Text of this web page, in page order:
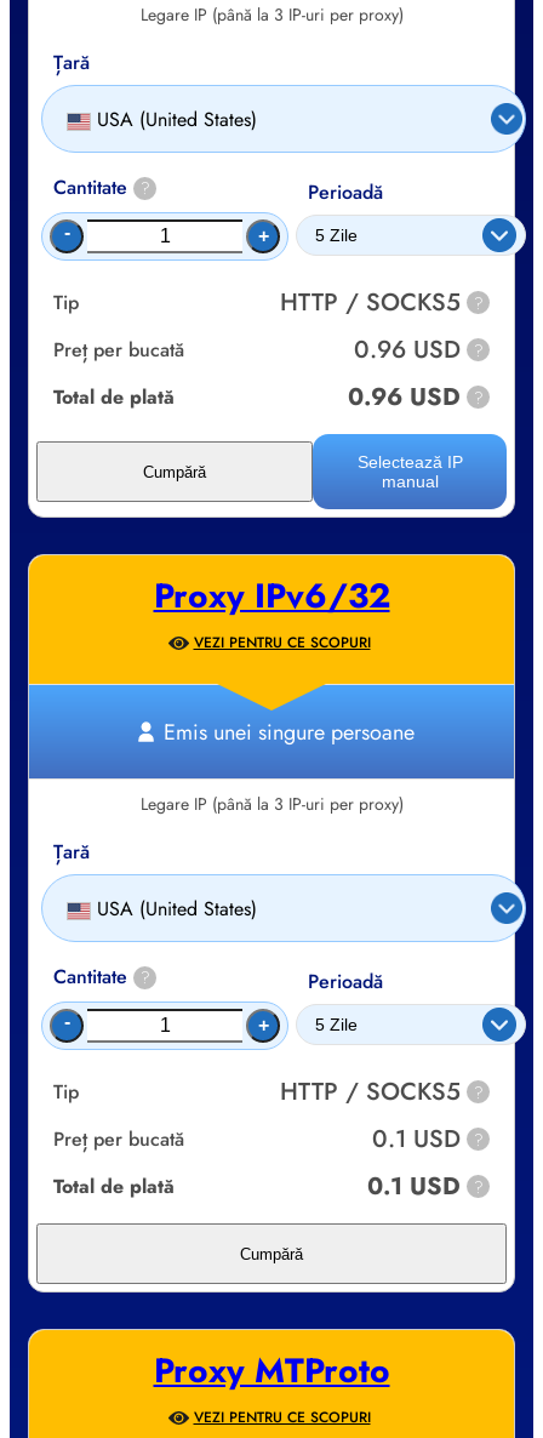
Legare IP (până la 3 IP-uri per proxy)
Țară
USA (United States)
Cantitate ?
- +
Perioadă
Tip HTTP / SOCKS5 ?
Preț per bucată 0.96 USD ?
Total de plată 0.96 USD ?
Selectează IP
manual
Cumpără
Proxy IPv6/32
VEZI PENTRU CE SCOPURI
Emis unei singure persoane
Legare IP (până la 3 IP-uri per proxy)
Țară
USA (United States)
Cantitate ?
- +
Perioadă
Tip HTTP / SOCKS5 ?
Preț per bucată 0.1 USD ?
Total de plată 0.1 USD ?
Cumpără
Proxy MTProto
VEZI PENTRU CE SCOPURI